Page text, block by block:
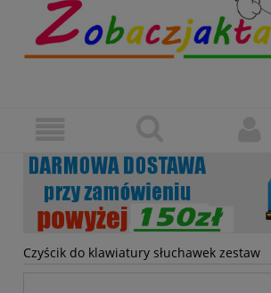
Czyścik do klawiatury słuchawek zestaw